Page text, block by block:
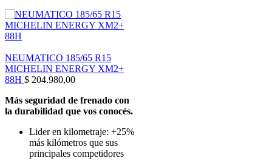
NEUMATICO 185/65 R15
MICHELIN ENERGY XM2+
88H $ 204.980,00
Más seguridad de frenado con
la durabilidad que vos conocés.
Lider en kilometraje: +25%
más kilómetros que sus
principales competidores